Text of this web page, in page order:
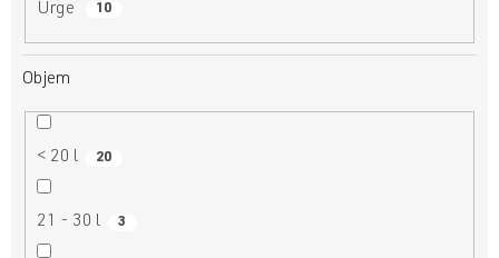
Urge 10
Objem
< 20 l 20
21 - 30 l 3